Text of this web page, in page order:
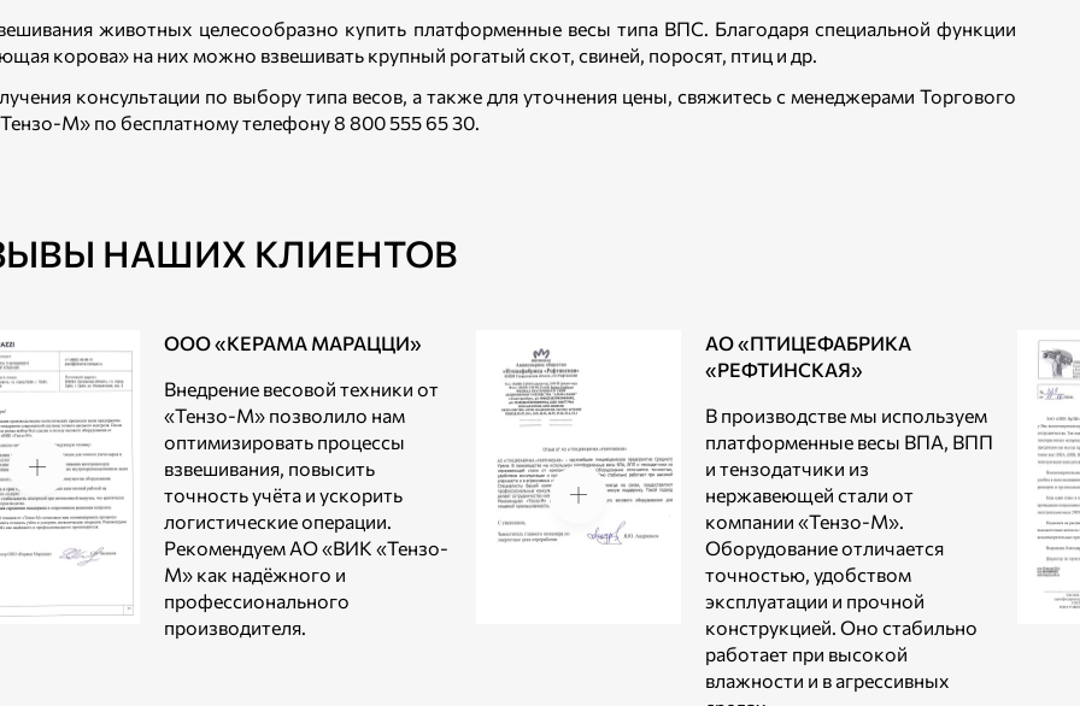
животных целесообразно купить платформенные весы типа ВПС. Благодаря специальной функции
корова» на них можно взвешивать крупный рогатый скот, свиней, поросят, птиц и др.
консультации по выбору типа весов, а также для уточнения цены, свяжитесь с менеджерами Торгового
М» по бесплатному телефону 8 800 555 65 30.
НАШИХ КЛИЕНТОВ
ООО «КЕРАМА МАРАЦЦИ»
Внедрение весовой техники от
«Тензо-М» позволило нам
оптимизировать процессы
взвешивания, повысить
точность учёта и ускорить
логистические операции.
Рекомендуем АО «ВИК «Тензо-
М» как надёжного и
профессионального
производителя.
АО «ПТИЦЕФАБРИКА
«РЕФТИНСКАЯ»
В производстве мы используем
платформенные весы ВПА, ВПП
и тензодатчики из
нержавеющей стали от
компании «Тензо-М».
Оборудование отличается
точностью, удобством
эксплуатации и прочной
конструкцией. Оно стабильно
работает при высокой
влажности и в агрессивных